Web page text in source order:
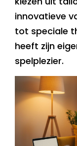
innovatieve
tot speciale
heeft zijn
spelplezier.